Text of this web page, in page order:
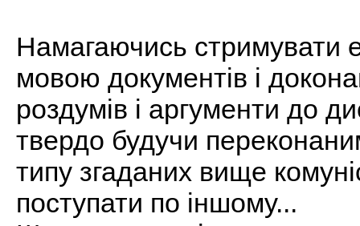
Намагаючись стримувати
мовою документів і
роздумів і аргументи до
твердо будучи
типу згаданих вище
поступати по іншому...